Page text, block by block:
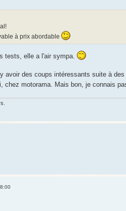
à prix abordable
tests, elle a l'air sympa.
avoir des coups intéressants suite à des
chez motorama. Mais bon, je connais